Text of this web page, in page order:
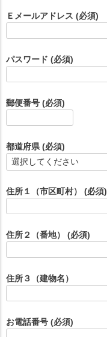
Ｅメールアドレス (必須)
パスワード (必須)
郵便番号 (必須)
都道府県 (必須)
住所１（市区町村） (必須)
住所２（番地） (必須)
住所３（建物名）
お電話番号 (必須)